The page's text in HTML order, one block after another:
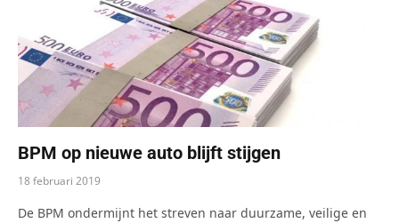
BPM op nieuwe auto blijft stijgen
18 februari 2019
De BPM ondermijnt het streven naar duurzame, veilige en